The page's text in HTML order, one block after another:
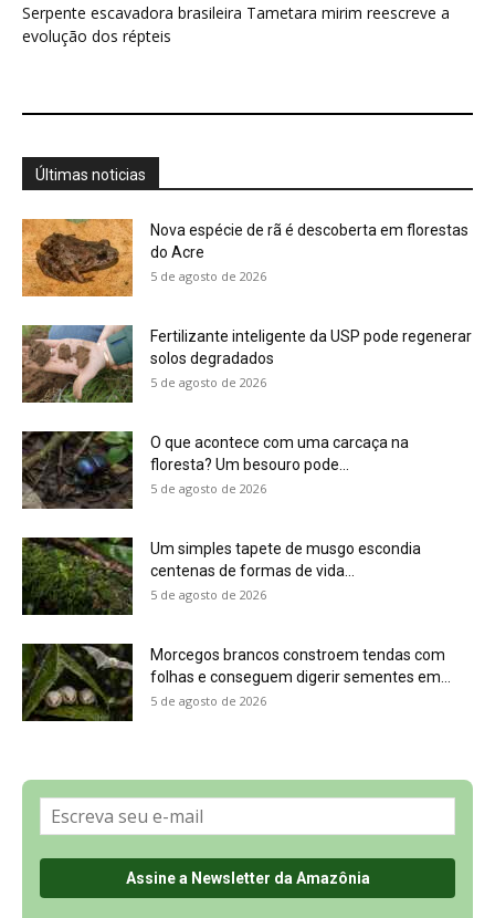
Serpente escavadora brasileira Tametara mirim reescreve a
evolução dos répteis
Últimas noticias
Nova espécie de rã é descoberta em florestas
do Acre
5 de agosto de 2026
Fertilizante inteligente da USP pode regenerar
solos degradados
5 de agosto de 2026
O que acontece com uma carcaça na
floresta? Um besouro pode...
5 de agosto de 2026
Um simples tapete de musgo escondia
centenas de formas de vida...
5 de agosto de 2026
Morcegos brancos constroem tendas com
folhas e conseguem digerir sementes em...
5 de agosto de 2026